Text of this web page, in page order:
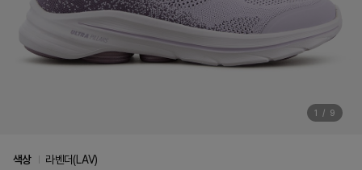
1 / 9
색상 라벤더(LAV)